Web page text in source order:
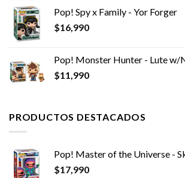
Pop! Spy x Family - Yor Forger
$16,990
Pop! Monster Hunter - Lute w/
$11,990
PRODUCTOS DESTACADOS
Pop! Master of the Universe -
$17,990